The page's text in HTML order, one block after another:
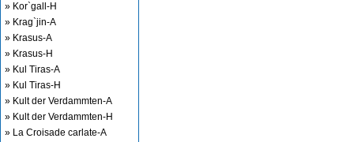
» Kor`gall-H
» Krag`jin-A
» Krasus-A
» Krasus-H
» Kul Tiras-A
» Kul Tiras-H
» Kult der Verdammten-A
» Kult der Verdammten-H
» La Croisade carlate-A